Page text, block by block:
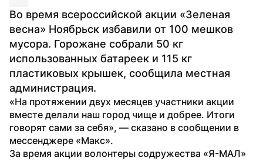
Во время всероссийской акции «Зеленая
весна» Ноябрьск избавили от 100 мешков
мусора. Горожане собрали 50 кг
использованных батареек и 115 кг
пластиковых крышек, сообщила местная
администрация.
«На протяжении двух месяцев участники акции
вместе делали наш город чище и добрее. Итоги
говорят сами за себя», — сказано в сообщении в
мессенджере «Макс».
За время акции волонтеры содружества «Я-МАЛ»